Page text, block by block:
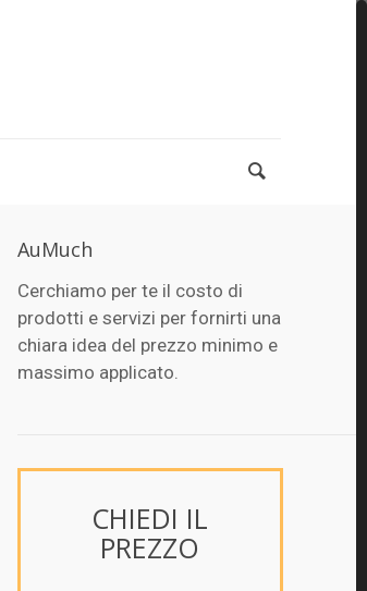
AuMuch
Cerchiamo per te il costo di
prodotti e servizi per fornirti una
chiara idea del prezzo minimo e
massimo applicato.
CHIEDI IL
PREZZO